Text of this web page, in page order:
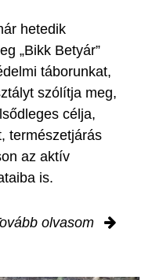
hetedik
„Bikk Betyár”
táborunkat,
szólítja meg,
célja,
természetjárás
az aktív
is.
olvasom